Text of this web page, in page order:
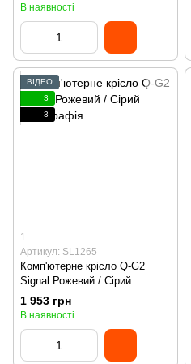
В наявності
ВІДЕО
3
3
1
Артикул: SL1265
Комп'ютерне крісло Q-G2
Signal Рожевий / Сірий
1 953 грн
В наявності